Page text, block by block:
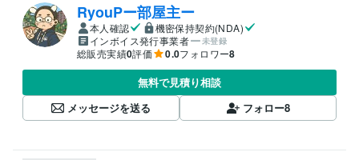
RyouPー部屋主ー
本人確認
機密保持契約(NDA)
インボイス発行事業者
未登録
総販売実績0評価 0.0フォロワー8
無料で見積り相談
メッセージを送る
フォロー8